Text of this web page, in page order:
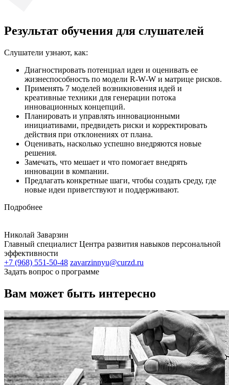
Результат обучения для слушателей
Слушатели узнают, как:
Диагностировать потенциал идеи и оценивать ее
жизнеспособность по модели R‑W‑W и матрице рисков.
Применять 7 моделей возникновения идей и
креативные техники для генерации потока
инновационных концепций.
Планировать и управлять инновационными
инициативами, предвидеть риски и корректировать
действия при отклонениях от плана.
Оценивать, насколько успешно внедряются новые
решения.
Замечать, что мешает и что помогает внедрять
инновации в компании.
Предлагать конкретные шаги, чтобы создать среду, где
новые идеи приветствуют и поддерживают.
Подробнее
Николай Заварзин
Главный специалист Центра развития навыков персональной
эффективности
+7 (968) 551-50-48 zavarzinnyu@curzd.ru
Задать вопрос о программе
Вам может быть интересно